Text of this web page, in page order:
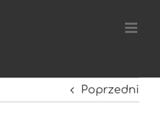
Poprzedni